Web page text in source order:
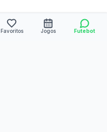
Favoritos Jogos Futebot